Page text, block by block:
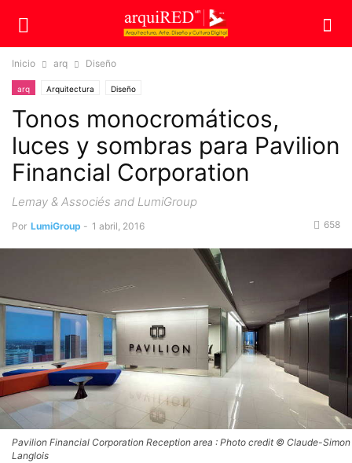
Inicio arq Diseño
arq Arquitectura Diseño
Tonos monocromáticos,
luces y sombras para Pavilion
Financial Corporation
Lemay & Associés and LumiGroup
Por LumiGroup - 1 abril, 2016 658
Pavilion Financial Corporation Reception area : Photo credit © Claude-Simon
Langlois